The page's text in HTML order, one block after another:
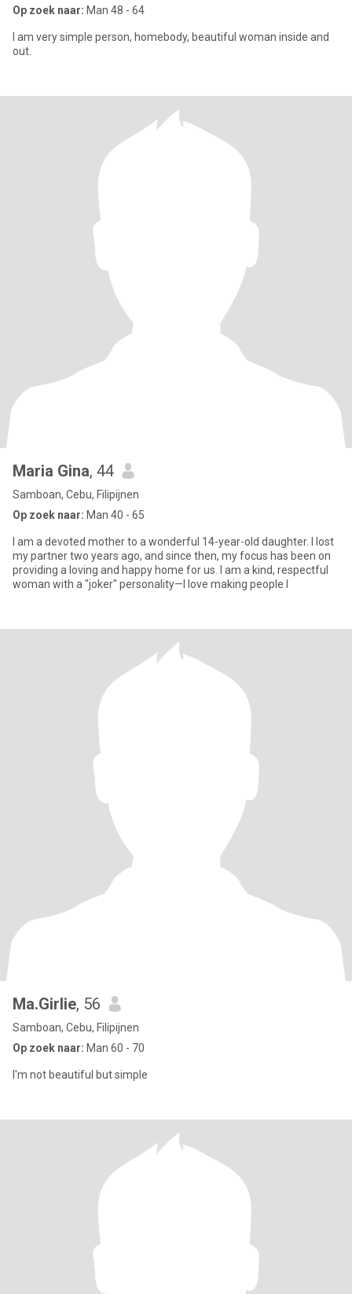
Op zoek naar: Man 48 - 64
I am very simple person, homebody, beautiful woman inside and
out.
Maria Gina, 44
Samboan, Cebu, Filipijnen
Op zoek naar: Man 40 - 65
I am a devoted mother to a wonderful 14-year-old daughter. I lost
my partner two years ago, and since then, my focus has been on
providing a loving and happy home for us. I am a kind, respectful
woman with a "joker" personality—I love making people l
Ma.Girlie, 56
Samboan, Cebu, Filipijnen
Op zoek naar: Man 60 - 70
I'm not beautiful but simple